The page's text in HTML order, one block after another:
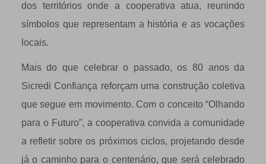
dos territórios onde a cooperativa atua, reunindo
símbolos que representam a história e as vocações
locais.
Mais do que celebrar o passado, os 80 anos da
Sicredi Confiança reforçam uma construção coletiva
que segue em movimento. Com o conceito “Olhando
para o Futuro”, a cooperativa convida a comunidade
a refletir sobre os próximos ciclos, projetando desde
já o caminho para o centenário, que será celebrado